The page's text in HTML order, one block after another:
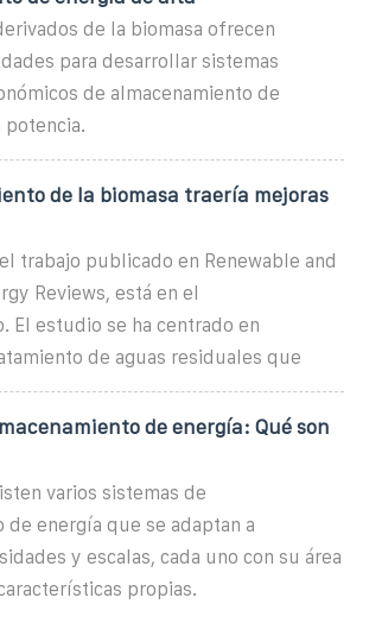
de la biomasa ofrecen
para desarrollar sistemas
de almacenamiento de
potencia.
de la biomasa traería mejoras
trabajo publicado en Renewable and
Reviews, está en el
El estudio se ha centrado en
de aguas residuales que
de energía: Qué son
varios sistemas de
de energía que se adaptan a
y escalas, cada uno con su área
propias.